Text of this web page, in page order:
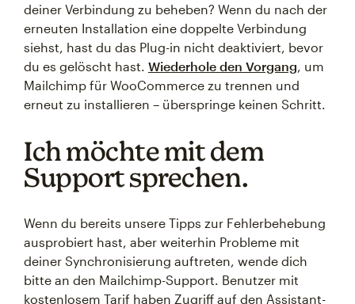
deiner Verbindung zu beheben? Wenn du nach der
erneuten Installation eine doppelte Verbindung
siehst, hast du das Plug-in nicht deaktiviert, bevor
du es gelöscht hast. Wiederhole den Vorgang, um
Mailchimp für WooCommerce zu trennen und
erneut zu installieren – überspringe keinen Schritt.
Ich möchte mit dem
Support sprechen.
Wenn du bereits unsere Tipps zur Fehlerbehebung
ausprobiert hast, aber weiterhin Probleme mit
deiner Synchronisierung auftreten, wende dich
bitte an den Mailchimp-Support. Benutzer mit
kostenlosem Tarif haben Zugriff auf den Assistant-